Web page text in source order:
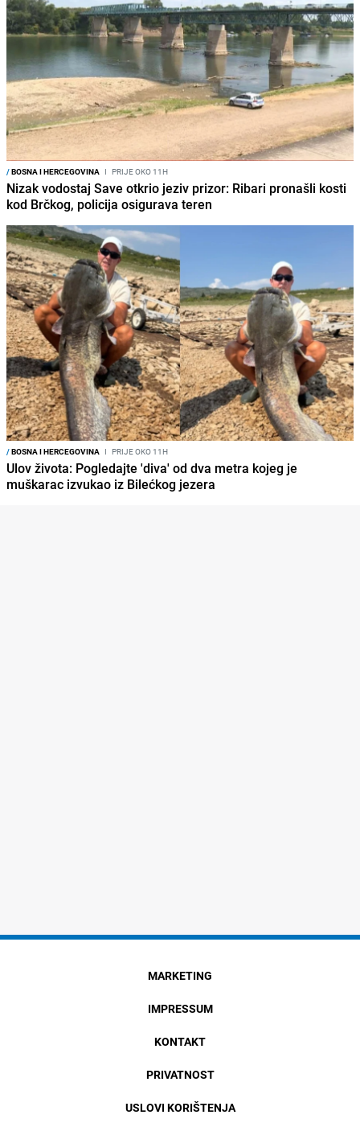
/BOSNA I HERCEGOVINA I PRIJE OKO 11H
Nizak vodostaj Save otkrio jeziv prizor: Ribari pronašli kosti
kod Brčkog, policija osigurava teren
/BOSNA I HERCEGOVINA I PRIJE OKO 11H
Ulov života: Pogledajte 'diva' od dva metra kojeg je
muškarac izvukao iz Bilećkog jezera
MARKETING
IMPRESSUM
KONTAKT
PRIVATNOST
USLOVI KORIŠTENJA